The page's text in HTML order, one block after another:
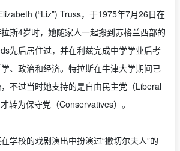
(“Liz”) Truss，于1975年7月26日在
斯4岁时，她随家人一起搬到苏格兰西部的
先后居住过，并在利兹完成中学学业后考
、政治和经济。特拉斯在牛津大学期间已
不过当时她支持的是自由民主党（Liberal
转为保守党（Conservatives）。
学校的戏剧演出中扮演过“撒切尔夫人”的